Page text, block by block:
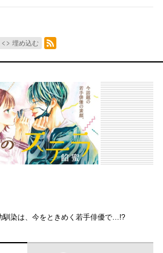
埋め込む
RSSフィード
馴染は、今をときめく若手俳優で…!?